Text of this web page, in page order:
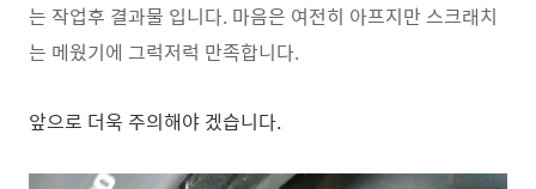
는 작업후 결과물 입니다. 마음은 여전히 아프지만 스크래치
는 메웠기에 그럭저럭 만족합니다.
앞으로 더욱 주의해야 겠습니다.